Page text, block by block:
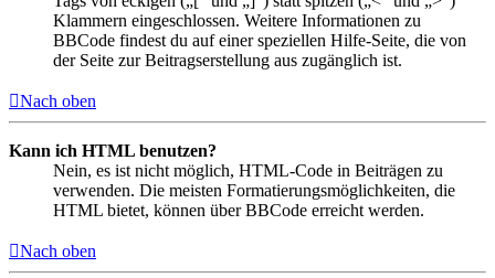
Klammern eingeschlossen. Weitere Informationen zu
BBCode findest du auf einer speziellen Hilfe-Seite, die von
der Seite zur Beitragserstellung aus zugänglich ist.
Nach oben
Kann ich HTML benutzen?
Nein, es ist nicht möglich, HTML-Code in Beiträgen zu
verwenden. Die meisten Formatierungsmöglichkeiten, die
HTML bietet, können über BBCode erreicht werden.
Nach oben